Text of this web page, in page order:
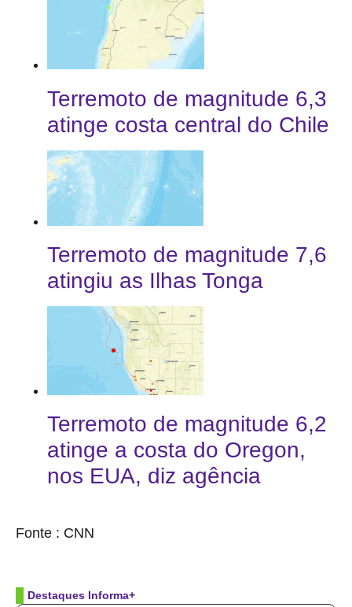
Terremoto de magnitude 6,3
atinge costa central do Chile
Terremoto de magnitude 7,6
atingiu as Ilhas Tonga
Terremoto de magnitude 6,2
atinge a costa do Oregon,
nos EUA, diz agência
Fonte : CNN
Destaques Informa+